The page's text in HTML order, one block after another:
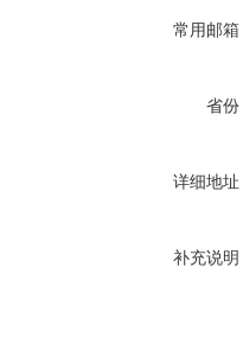
常用邮箱
省份
详细地址
补充说明